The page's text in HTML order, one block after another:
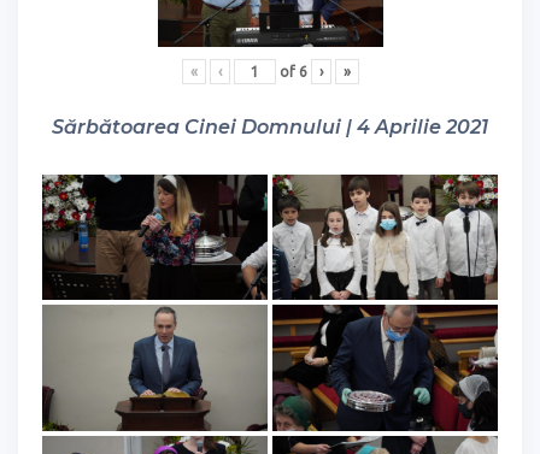
« ‹ of 6 › »
Sărbătoarea Cinei Domnului | 4 Aprilie 2021